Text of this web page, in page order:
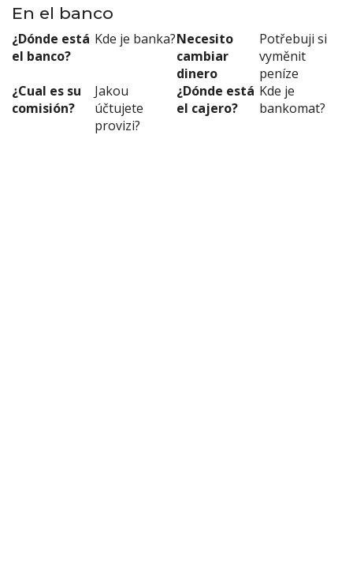
En el banco
¿Dónde está
el banco?
Kde je banka?Necesito
cambiar
dinero
Potřebuji si
vyměnit
peníze
¿Cual es su
comisión?
Jakou
účtujete
provizi?
¿Dónde está
el cajero?
Kde je
bankomat?